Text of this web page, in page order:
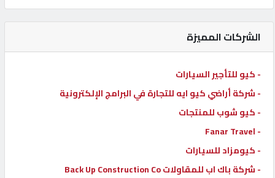
كيو
ماركت
الدليل
القطري
POWERED
QHOST
الشركات المميزة
- كيو للتأجير السيارات
- شركة أراضي كيو ايه للتجارة في البرامج الإلكترونية
- كيو شوب للمنتجات
- Fanar Travel
- كيومزاد للسيارات
- شركة باك اب للمقاولات Back Up Construction Co